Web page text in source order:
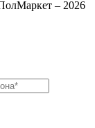
– 2026